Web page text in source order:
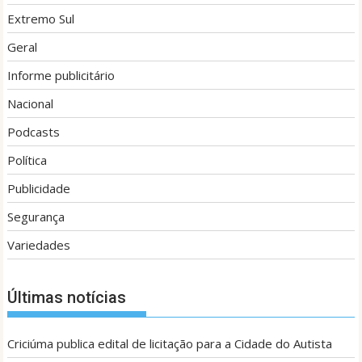
Extremo Sul
Geral
Informe publicitário
Nacional
Podcasts
Política
Publicidade
Segurança
Variedades
Últimas notícias
Criciúma publica edital de licitação para a Cidade do Autista